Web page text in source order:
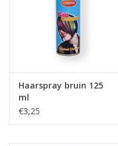
Haarspray bruin 125
ml
€3,25